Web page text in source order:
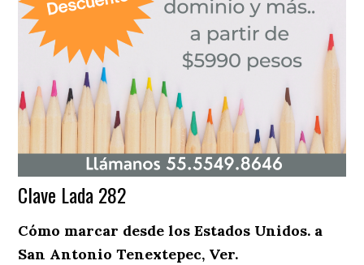
Clave Lada 282
Cómo marcar desde los Estados Unidos. a
San Antonio Tenextepec, Ver.